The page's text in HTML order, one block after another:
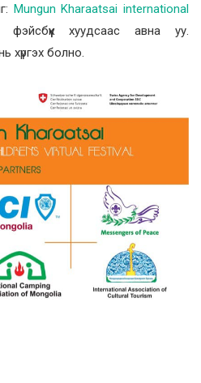
Mungun Kharaatsai international
хуудсаас авна уу.
хүргэх болно.